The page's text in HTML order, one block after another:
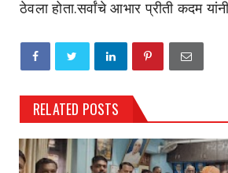
ठेवला होता.सर्वांचे आभार प्रीती कदम
RELATED POSTS